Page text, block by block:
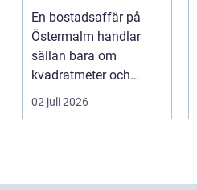
partner för din
bostadsaffär
En bostadsaffär på
Östermalm handlar
sällan bara om
kvadratmeter och
adress. Om...
02 juli 2026